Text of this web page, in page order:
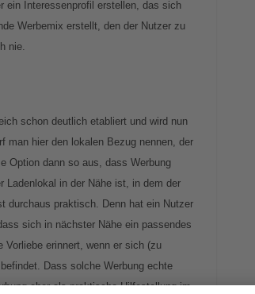
ein Interessenprofil erstellen, das sich
Werbemix erstellt, den der Nutzer zu
nie.
schon deutlich etabliert und wird nun
man hier den lokalen Bezug nennen, der
Option dann so aus, dass Werbung
Ladenlokal in der Nähe ist, in dem der
durchaus praktisch. Denn hat ein Nutzer
sich in nächster Nähe ein passendes
erinnert, wenn er sich (zu
Dass solche Werbung echte
eher als praktische Hilfestellung im